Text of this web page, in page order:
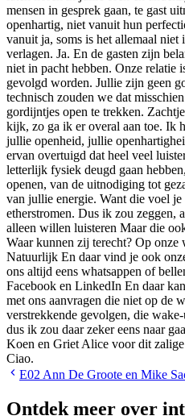
E02 Ann De Groote en Mike
Ontdek meer over